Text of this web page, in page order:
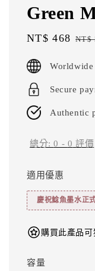
Green
Sale
NT$ 468 NT$
Secure
Authentic
總分:0 - 0 評價
適用優惠
慶祝鯰魚墨水正
購買此產品
容量